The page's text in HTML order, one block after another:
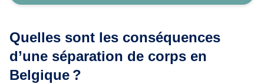
Quelles sont les conséquences
d’une séparation de corps en
Belgique ?